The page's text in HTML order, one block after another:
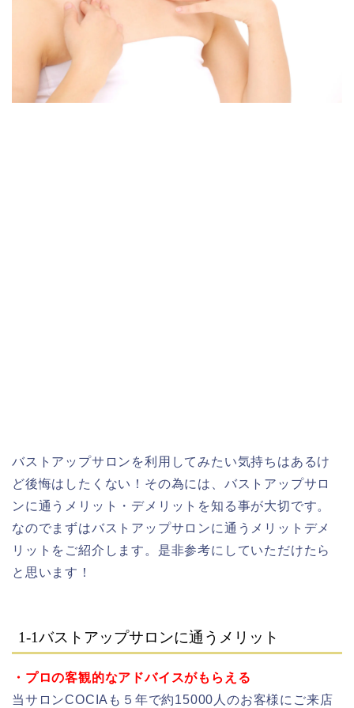
バストアップサロンを利用してみたい気持ちはあるけ
ど後悔はしたくない！その為には、バストアップサロ
ンに通うメリット・デメリットを知る事が大切です。
なのでまずはバストアップサロンに通うメリットデメ
リットをご紹介します。是非参考にしていただけたら
と思います！
1-1バストアップサロンに通うメリット
・プロの客観的なアドバイスがもらえる
当サロンCOCIAも５年で約15000人のお客様にご来店